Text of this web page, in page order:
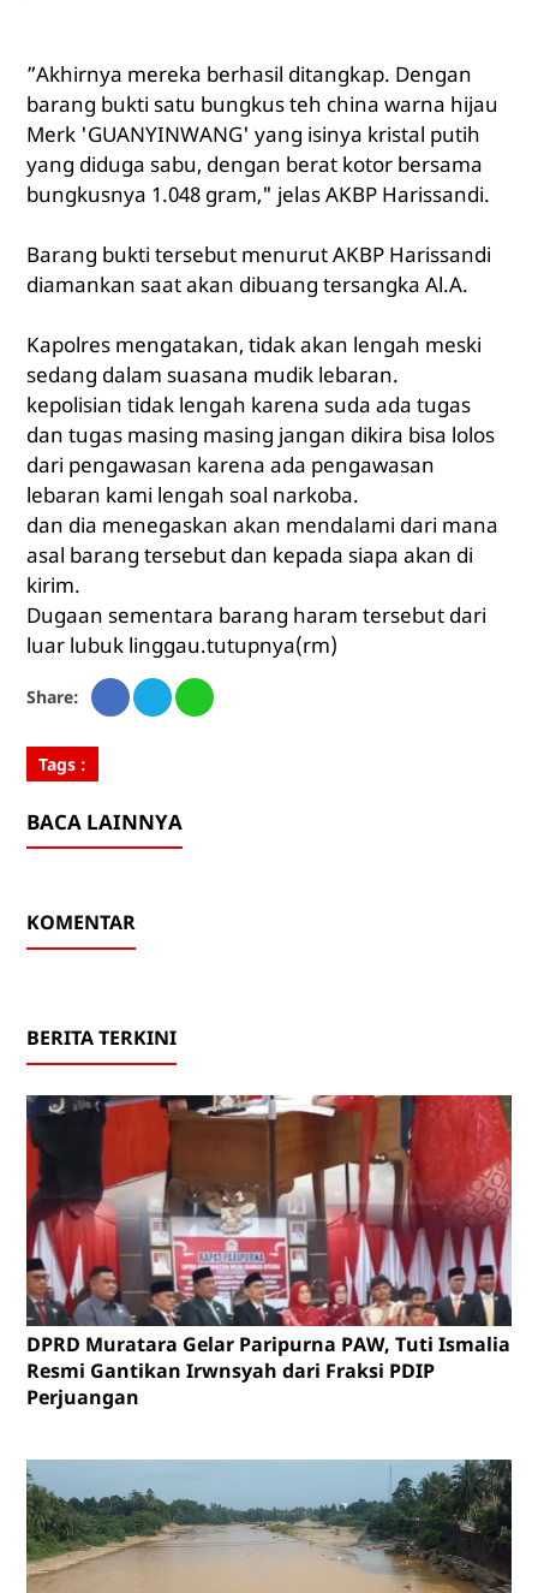
”Akhirnya mereka berhasil ditangkap. Dengan
barang bukti satu bungkus teh china warna hijau
Merk 'GUANYINWANG' yang isinya kristal putih
yang diduga sabu, dengan berat kotor bersama
bungkusnya 1.048 gram," jelas AKBP Harissandi.
Barang bukti tersebut menurut AKBP Harissandi
diamankan saat akan dibuang tersangka Al.A.
Kapolres mengatakan, tidak akan lengah meski
sedang dalam suasana mudik lebaran.
kepolisian tidak lengah karena suda ada tugas
dan tugas masing masing jangan dikira bisa lolos
dari pengawasan karena ada pengawasan
lebaran kami lengah soal narkoba.
dan dia menegaskan akan mendalami dari mana
asal barang tersebut dan kepada siapa akan di
kirim.
Dugaan sementara barang haram tersebut dari
luar lubuk linggau.tutupnya(rm)
Share:
Tags :
BACA LAINNYA
KOMENTAR
BERITA TERKINI
DPRD Muratara Gelar Paripurna PAW, Tuti Ismalia
Resmi Gantikan Irwnsyah dari Fraksi PDIP
Perjuangan